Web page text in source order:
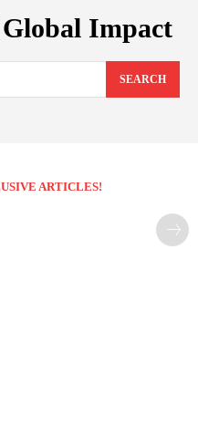
Impact
SEARCH
ARTICLES!